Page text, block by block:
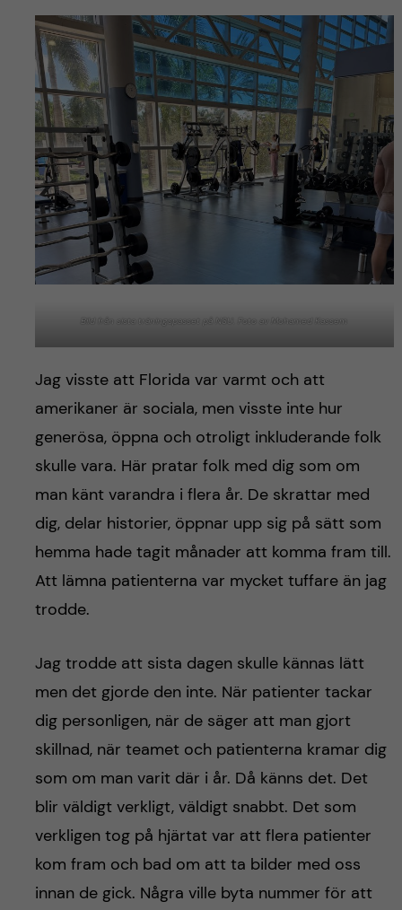
Bild från sista träningspasset på NSU. Foto av Mohamed Kassem
Jag visste att Florida var varmt och att
amerikaner är sociala, men visste inte hur
generösa, öppna och otroligt inkluderande folk
skulle vara. Här pratar folk med dig som om
man känt varandra i flera år. De skrattar med
dig, delar historier, öppnar upp sig på sätt som
hemma hade tagit månader att komma fram till.
Att lämna patienterna var mycket tuffare än jag
trodde.
Jag trodde att sista dagen skulle kännas lätt
men det gjorde den inte. När patienter tackar
dig personligen, när de säger att man gjort
skillnad, när teamet och patienterna kramar dig
som om man varit där i år. Då känns det. Det
blir väldigt verkligt, väldigt snabbt. Det som
verkligen tog på hjärtat var att flera patienter
kom fram och bad om att ta bilder med oss
innan de gick. Några ville byta nummer för att